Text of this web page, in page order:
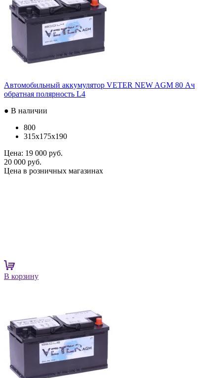
Автомобильный аккумулятор VETER NEW AGM 80 Ач
обратная полярность L4
● В наличии
800
315x175x190
Цена: 19 000 руб.
20 000 руб.
Цена в розничных магазинах
В корзину